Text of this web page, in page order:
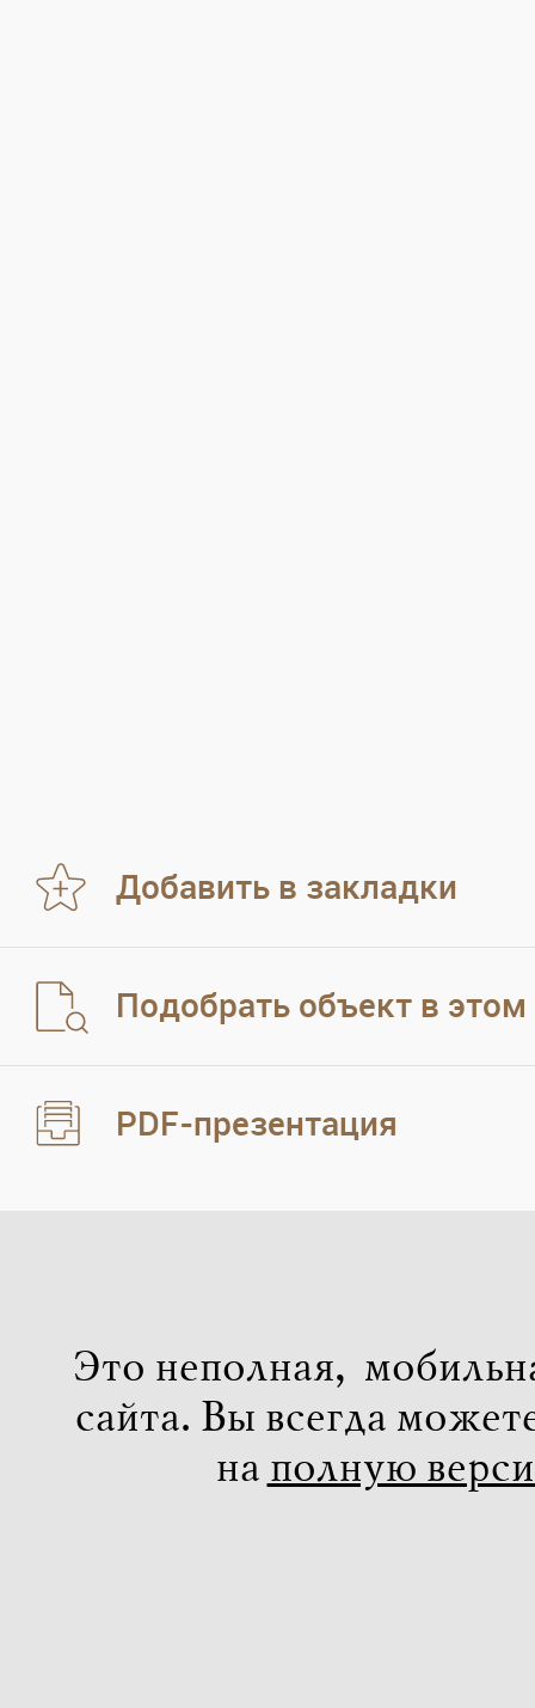
Добавить в закладки
Подобрать объект в этом
PDF-презентация
Это неполная,
сайта. Вы всегда
на полную